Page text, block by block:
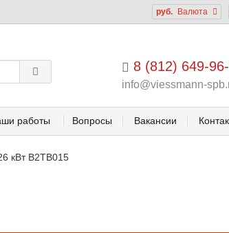
руб. Валюта
8 (812) 649-
info@viessmann-
работы Вопросы Вакансии
кВт B2TB015